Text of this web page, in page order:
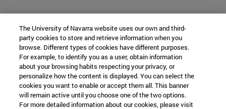
The University of Navarra website uses our own and third-
party cookies to store and retrieve information when you
browse. Different types of cookies have different purposes.
For example, to identify you as a user, obtain information
about your browsing habits respecting your privacy, or
personalize how the content is displayed. You can select the
cookies you want to enable or accept them all. This banner
will remain active until you choose one of the two options.
For more detailed information about our cookies, please visit